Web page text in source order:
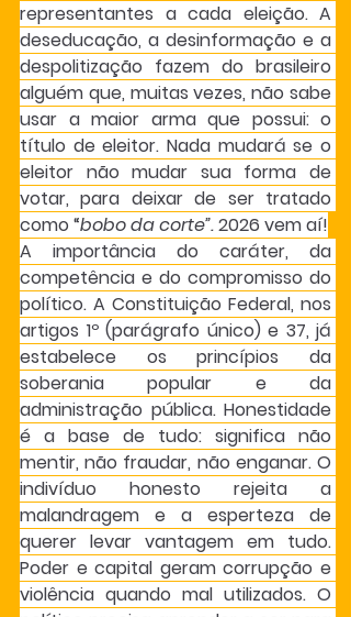
representantes a cada eleição. A
deseducação, a desinformação e a
despolitização fazem do brasileiro
alguém que, muitas vezes, não sabe
usar a maior arma que possui: o
título de eleitor. Nada mudará se o
eleitor não mudar sua forma de
votar, para deixar de ser tratado
como “bobo da corte”. 2026 vem aí!
A importância do caráter, da
competência e do compromisso do
político. A Constituição Federal, nos
artigos 1º (parágrafo único) e 37, já
estabelece os princípios da
soberania popular e da
administração pública. Honestidade
é a base de tudo: significa não
mentir, não fraudar, não enganar. O
indivíduo honesto rejeita a
malandragem e a esperteza de
querer levar vantagem em tudo.
Poder e capital geram corrupção e
violência quando mal utilizados. O